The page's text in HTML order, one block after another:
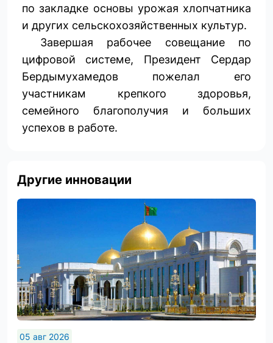
по закладке основы урожая хлопчатника
и других сельскохозяйственных культур.
Завершая рабочее совещание по
цифровой системе, Президент Сердар
Бердымухамедов пожелал его
участникам крепкого здоровья,
семейного благополучия и больших
успехов в работе.
Другие инновации
05 авг 2026